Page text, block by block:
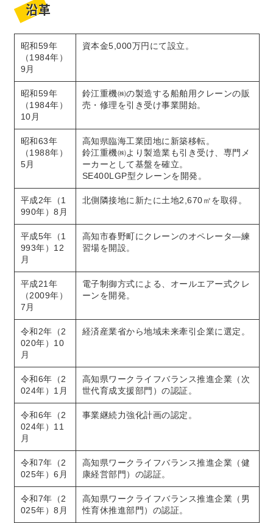
沿革
昭和59年
（1984年）
9月
資本金5,000万円にて設立。
昭和59年
（1984年）
10月
鈴江重機㈱の製造する船舶用クレーンの販
売・修理を引き受け事業開始。
昭和63年
（1988年）
5月
高知県臨海工業団地に新築移転。
鈴江重機㈱より製造業も引き受け、専門メ
ーカーとして基盤を確立。
SE400LGP型クレーンを開発。
平成2年（1
990年）8月
北側隣接地に新たに土地2,670㎡を取得。
平成5年（1
993年）12
月
高知市春野町にクレーンのオペレータ―練
習場を開設。
平成21年
（2009年）
7月
電子制御方式による、オールエアー式クレ
ーンを開発。
令和2年（2
020年）10
月
経済産業省から地域未来牽引企業に選定。
令和6年（2
024年）1月
高知県ワークライフバランス推進企業（次
世代育成支援部門）の認証。
令和6年（2
024年）11
月
事業継続力強化計画の認定。
令和7年（2
025年）6月
高知県ワークライフバランス推進企業（健
康経営部門）の認証。
令和7年（2
025年）8月
高知県ワークライフバランス推進企業（男
性育休推進部門）の認証。